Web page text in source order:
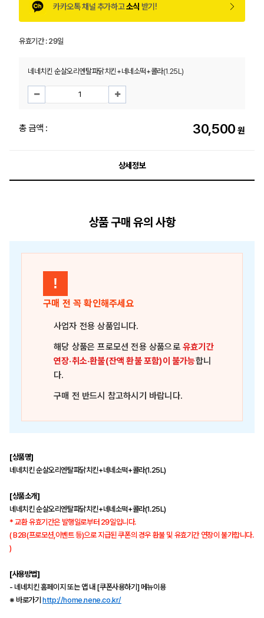
카카오톡 채널 추가하고소식 받기!
유효기간 :29일
네네치킨 순살오리엔탈파닭치킨+네네소떡+콜라(1.25L)
총 금액 : 30,500 원
상세정보
상품 구매 유의 사항
!
구매 전 꼭 확인해주세요
사업자 전용 상품입니다.
해당 상품은프로모션 전용 상품으로유효기간
연장·취소·환불(잔액 환불 포함)이 불가능합니
다.
구매 전 반드시 참고하시기 바랍니다.
[상품명]
네네치킨 순살오리엔탈파닭치킨+네네소떡+콜라(1.25L)
[상품소개]
네네치킨 순살오리엔탈파닭치킨+네네소떡+콜라(1.25L)
* 교환 유효기간은 발행일로부터 29일입니다.
( B2B(프로모션,이벤트 등)으로 지급된 쿠폰의 경우 환불 및 유효기간 연장이 불가합니다.
)
[사용방법]
- 네네치킨 홈페이지 또는 앱 내 [쿠폰사용하기] 메뉴이용
※ 바로가기http://home.nene.co.kr/